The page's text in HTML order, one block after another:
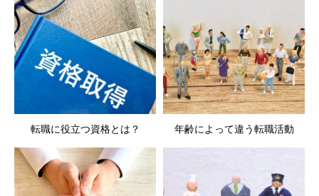
転職に役立つ資格とは？ 年齢によって違う転職活動